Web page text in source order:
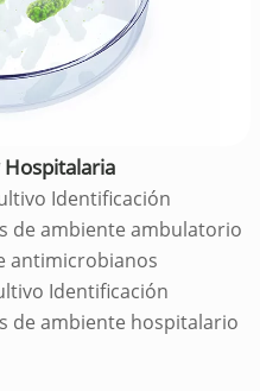
Identificación
de ambiente ambulatorio
antimicrobianos
Identificación
de ambiente hospitalario